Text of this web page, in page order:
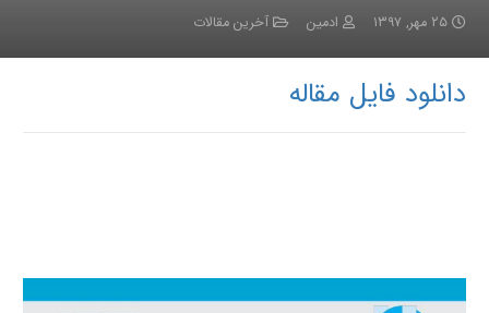
۲۵ مهر, ۱۳۹۷ ادمین آخرین مقالات
دانلود فایل مقاله